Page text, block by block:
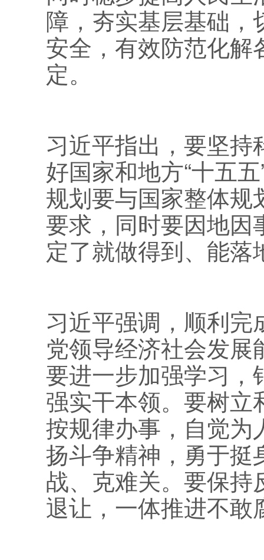
障，夯实基层基础
安全，有效防范化
定。
习近平指出，要坚
好国家和地方“十五
规划要与国家整体
要求，同时要因地因
定了就做得到、能落
习近平强调，顺利完
党领导经济社会发
要进一步加强学习，
强实干本领。要树
按规律办事，自觉为
扬斗争精神，勇于挺
战、克难关。要保
退让，一体推进不